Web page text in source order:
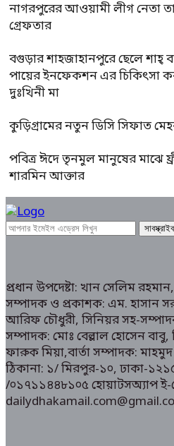
নাগরপুরের আওয়ামী লীগ নেতা
গ্রেফতার
বগুড়ার শাহজাহানপুরে ছেলে শাহ্
পায়ের ইনফেকশন এর চিকিৎসা
দুঃখিনী মা
কুড়িগ্রামের নতুন ডিসি সিফাত
পবিত্র ঈদে তৃনমুল মানুষের মাঝে
শারমিন আক্তার
প্রধান উপদেষ্টা: খান সেলিম
সম্পাদক ও প্রকাশক: এম. হাসান
আরিফ চৌধুরী, সিনিয়র সহ-
সম্পাদক: মোঃ বেল্লাল হোসেন বাবু,
ফারুক মিয়া,বার্তা সম্পাদক:
ঠিকানা: ১/ মিরপুর-১০, ঢাকা-
/০১৭১১৪৪৮১০৫ হোয়াটসঅ্যাপ ই-